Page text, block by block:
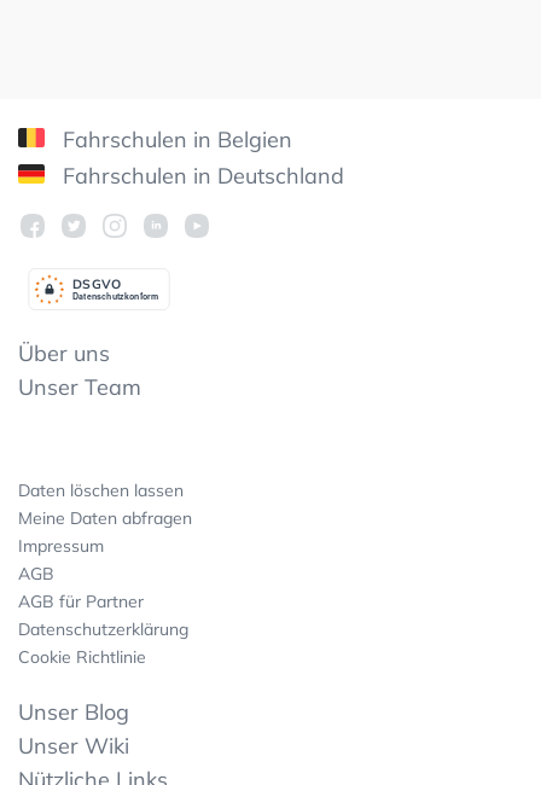
Fahrschulen in Belgien
Fahrschulen in Deutschland
Datenschutzkonform
DSGVO
Über uns
Unser Team
Daten löschen lassen
Meine Daten abfragen
Impressum
AGB
AGB für Partner
Datenschutzerklärung
Cookie Richtlinie
Unser Blog
Unser Wiki